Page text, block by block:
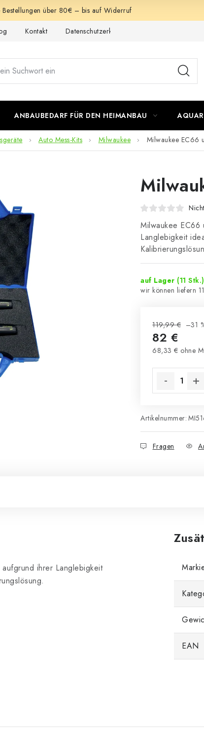
über 80€ – bis auf Widerruf
Kontakt Datenschutzerklärung
ANBAUBEDARF FÜR DEN HEIMANBAU
Auto Mess-Kits Milwaukee Milwaukee EC66
Milwaukee
Langlebigkeit
auf Lager (11 Stk.)
119,99 € –31
82 €
68,33 € ohne
Artikelnummer:
Fragen
ihrer Langlebigkeit
EAN